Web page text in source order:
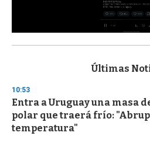
s
d
s
o
f
3
Últimas
10:53
Entra a Uruguay una masa
polar que traerá frío:
temperatura"